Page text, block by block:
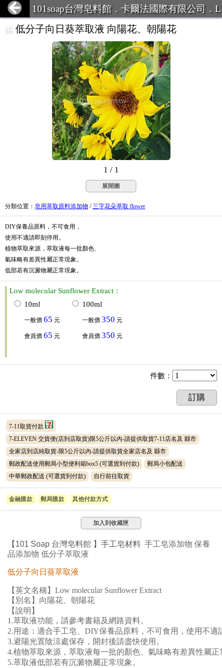
101soap台灣皂料館．卡爾法國際有限公司．L
INE ID:101Soap 客服專線:07-387
低分子向日葵萃取液 向陽花、朝陽花
1 / 1
展開圖
分類位置 ： 皂用萃取原料添加物 /三字花朵萃取 flower
DIY保養品原料，不可食用，
使用不適請即刻停用。
植物萃取來源，萃取液每一批顏色、
氣味略有差異性屬正常現象。
低部若有沉澱物屬正常現象。
Low molecular Sunflower Extract：
10ml
一般價 65 元
會員價 65 元
100ml
一般價 350 元
會員價 350 元
件數 ：
訂購
7-11取貨付款
7-ELEVEN 交貨便(店到店取貨)限5公斤以內-請提供取貨7-11店名及 縣市
全家店到店純取貨-限5公斤以內-請提供取貨全家店名及 縣市
郵政配送使用郵局小型便利箱box5 (可選貨到付款)
郵局小包配送
中華郵政配送 (可選貨到付款) 自行前往取貨
金融匯款 郵局匯款 其他付款方式
加入到收藏匣
【 101 Soap 台灣皂料館 】手工皂材料 手工皂添加物 保養
品添加物 低分子萃取液
低分子向日葵萃取液
【英文名稱】 Low molecular Sunflower Extract
【別名】向陽花、朝陽花
【說明】
1.萃取液功能，請參考書籍及網路資料。
2.用途：適合手工皂、DIY保養品原料，不可食用，使用不適
3.避陽光置陰涼處保存，開封後請盡快使用。
4.植物萃取來源，萃取液每一批的顏色、氣味略有差異性屬正
5.萃取液低部若有沉澱物屬正常現象。